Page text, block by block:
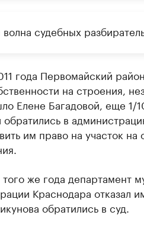
судебных
года Первомайский
на строения,
Елене Багадовой, еще
обратились в
им право на участок
того же года департамент
Краснодара отказал
обратились в суд.